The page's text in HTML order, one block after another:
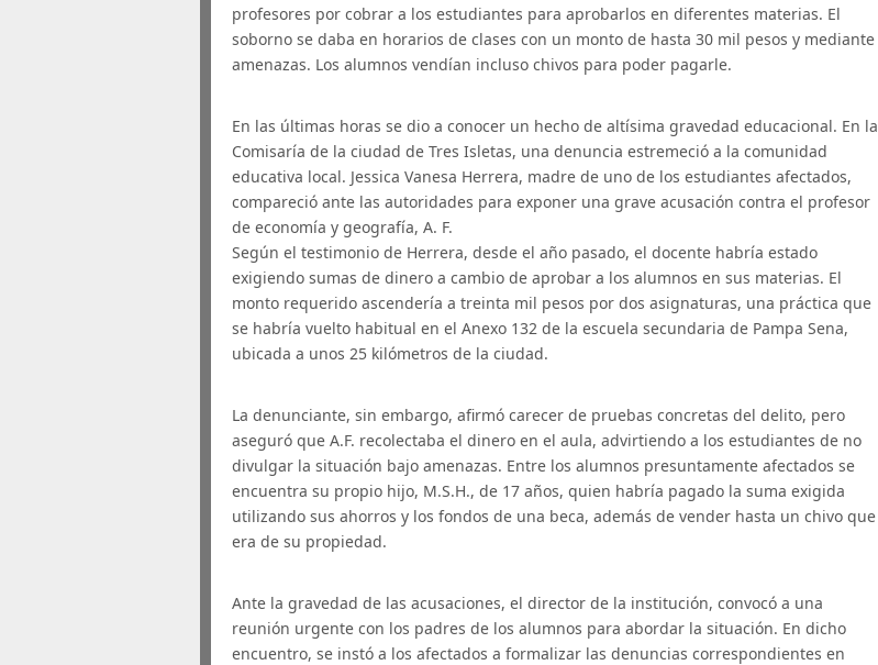
profesores por cobrar a los estudiantes para aprobarlos en diferentes materias. El
soborno se daba en horarios de clases con un monto de hasta 30 mil pesos y mediante
amenazas. Los alumnos vendían incluso chivos para poder pagarle.
En las últimas horas se dio a conocer un hecho de altísima gravedad educacional. En la
Comisaría de la ciudad de Tres Isletas, una denuncia estremeció a la comunidad
educativa local. Jessica Vanesa Herrera, madre de uno de los estudiantes afectados,
compareció ante las autoridades para exponer una grave acusación contra el profesor
de economía y geografía, A. F.
Según el testimonio de Herrera, desde el año pasado, el docente habría estado
exigiendo sumas de dinero a cambio de aprobar a los alumnos en sus materias. El
monto requerido ascendería a treinta mil pesos por dos asignaturas, una práctica que
se habría vuelto habitual en el Anexo 132 de la escuela secundaria de Pampa Sena,
ubicada a unos 25 kilómetros de la ciudad.
La denunciante, sin embargo, afirmó carecer de pruebas concretas del delito, pero
aseguró que A.F. recolectaba el dinero en el aula, advirtiendo a los estudiantes de no
divulgar la situación bajo amenazas. Entre los alumnos presuntamente afectados se
encuentra su propio hijo, M.S.H., de 17 años, quien habría pagado la suma exigida
utilizando sus ahorros y los fondos de una beca, además de vender hasta un chivo que
era de su propiedad.
Ante la gravedad de las acusaciones, el director de la institución, convocó a una
reunión urgente con los padres de los alumnos para abordar la situación. En dicho
encuentro, se instó a los afectados a formalizar las denuncias correspondientes en